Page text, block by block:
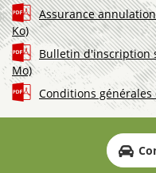
Assurance
Ko)
Bulletin d'inscription
Mo)
Conditions